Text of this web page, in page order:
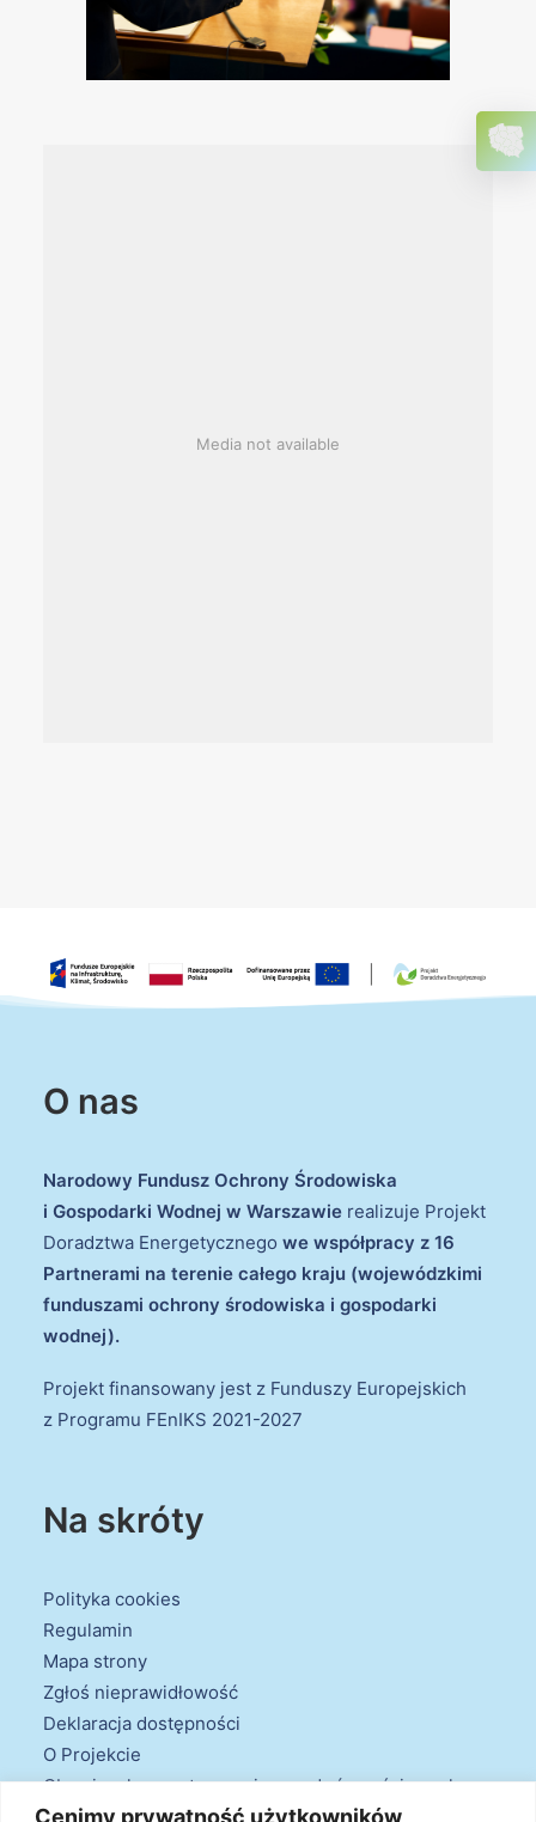
Cenimy prywatność użytkowników
Media not available
O nas
Narodowy Fundusz Ochrony Środowiska
i Gospodarki Wodnej w Warszawie realizuje Projekt
Doradztwa Energetycznego we współpracy z 16
Partnerami na terenie całego kraju (wojewódzkimi
funduszami ochrony środowiska i gospodarki
wodnej).
Projekt finansowany jest z Funduszy Europejskich
z Programu FEnIKS 2021-2027
Na skróty
Polityka cookies
Regulamin
Mapa strony
Zgłoś nieprawidłowość
Deklaracja dostępności
O Projekcie
Obowiązek przestrzegania zasad równościowych
oraz warunków podstawowych